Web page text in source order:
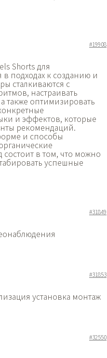
#19908
Shorts для
подходах к созданию и
сталкиваются с
настраивать
также оптимизировать
и эффектов, которые
рекомендаций.
и способы
состоит в том, что можно
успешные
#31849
#31853
установка монтаж
#32550